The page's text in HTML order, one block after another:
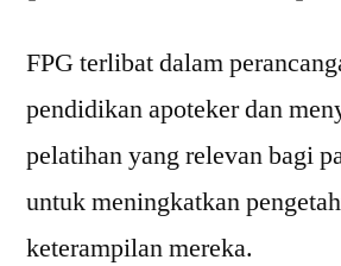
FPG terlibat dalam
pendidikan apoteker dan
pelatihan yang relevan bagi
untuk meningkatkan
keterampilan mereka.